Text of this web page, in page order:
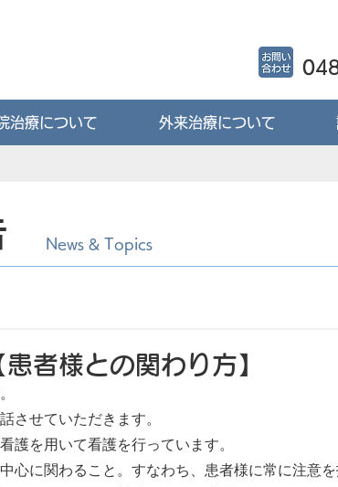
治療について 外来治療について
News & Topics
者様との関わり方】
させていただきます。
護を用いて看護を行っています。
心に関わること。すなわち、患者様に常に注意